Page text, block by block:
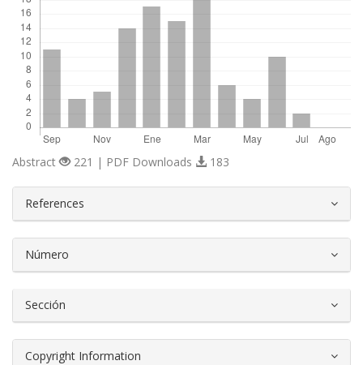
Abstract 221 | PDF Downloads 183
References
Número
Sección
Copyright Information